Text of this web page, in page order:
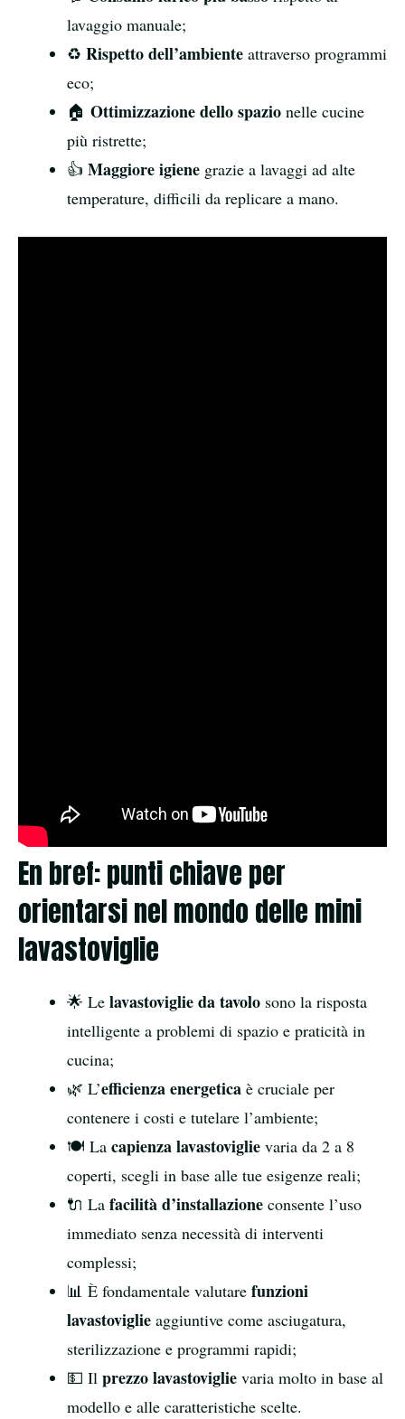
lavaggio manuale;
♻️ Rispetto dell’ambiente attraverso programmi
eco;
🏠 Ottimizzazione dello spazio nelle cucine
più ristrette;
👍 Maggiore igiene grazie a lavaggi ad alte
temperature, difficili da replicare a mano.
En bref: punti chiave per
orientarsi nel mondo delle mini
lavastoviglie
🌟 Le lavastoviglie da tavolo sono la risposta
intelligente a problemi di spazio e praticità in
cucina;
🌿 L’efficienza energetica è cruciale per
contenere i costi e tutelare l’ambiente;
🍽️ La capienza lavastoviglie varia da 2 a 8
coperti, scegli in base alle tue esigenze reali;
🔌 La facilità d’installazione consente l’uso
immediato senza necessità di interventi
complessi;
📊 È fondamentale valutare funzioni
lavastoviglie aggiuntive come asciugatura,
sterilizzazione e programmi rapidi;
💵 Il prezzo lavastoviglie varia molto in base al
modello e alle caratteristiche scelte.